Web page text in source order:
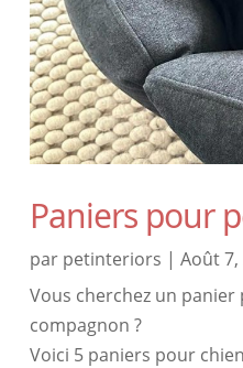
Paniers pour
par petinteriors |Août 7,
Vous cherchez un
compagnon ?
Voici 5 paniers pour